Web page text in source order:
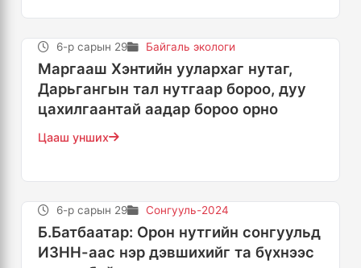
6-р сарын 29 Байгаль экологи
Маргааш Хэнтийн уулархаг нутаг,
Дарьгангын тал нутгаар бороо, дуу
цахилгаантай аадар бороо орно
Цааш унших
6-р сарын 29 Сонгууль-2024
Б.Батбаатар: Орон нутгийн сонгуульд
ИЗНН-аас нэр дэвшихийг та бүхнээс